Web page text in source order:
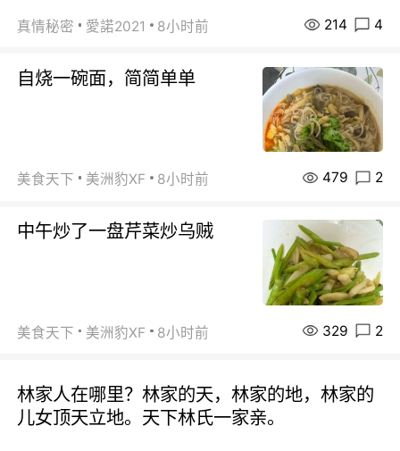
真情秘密 愛諾2021 8小时前 214 4
自烧一碗面，简简单单
美食天下 美洲豹XF 8小时前 479 2
中午炒了一盘芹菜炒乌贼
美食天下 美洲豹XF 8小时前 329 2
林家人在哪里？林家的天，林家的地，林家的
儿女顶天立地。天下林氏一家亲。